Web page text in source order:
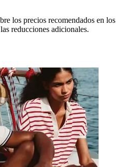
los precios recomendados en los
reducciones adicionales.